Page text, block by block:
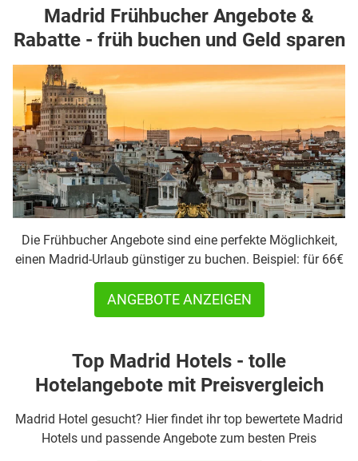
Madrid Frühbucher Angebote &
Rabatte - früh buchen und Geld sparen
Die Frühbucher Angebote sind eine perfekte Möglichkeit,
einen Madrid-Urlaub günstiger zu buchen. Beispiel: für 66€
ANGEBOTE ANZEIGEN
Top Madrid Hotels - tolle
Hotelangebote mit Preisvergleich
Madrid Hotel gesucht? Hier findet ihr top bewertete Madrid
Hotels und passende Angebote zum besten Preis